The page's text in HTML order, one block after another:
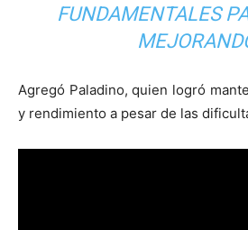
FUNDAMENTALES
Agregó Paladino, quien logró
y rendimiento a pesar de las